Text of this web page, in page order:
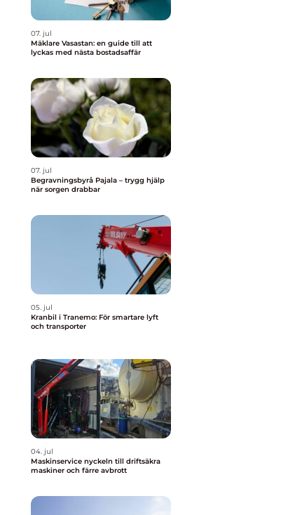
07. jul
Mäklare Vasastan: en guide till att
lyckas med nästa bostadsaffär
07. jul
Begravningsbyrå Pajala – trygg hjälp
när sorgen drabbar
05. jul
Kranbil i Tranemo: För smartare lyft
och transporter
04. jul
Maskinservice nyckeln till driftsäkra
maskiner och färre avbrott